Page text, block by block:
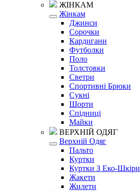
ЖІНКАМ
Жінкам
Джинси
Сорочки
Кардигани
Футболки
Поло
Толстовки
Светри
Спортивні Брюки
Сукні
Шорти
Спідниці
Майки
ВЕРХНІЙ ОДЯГ
Верхній Одяг
Пальто
Куртки
Куртки З Еко-Шкіри
Жакети
Жилети